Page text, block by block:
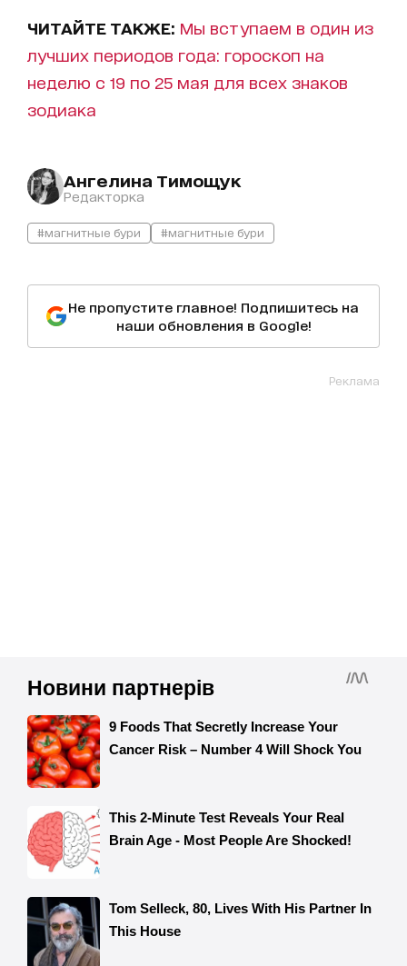
ЧИТАЙТЕ ТАКЖЕ: Мы вступаем в один из
лучших периодов года: гороскоп на
неделю с 19 по 25 мая для всех знаков
зодиака
Ангелина Тимощук
Редакторка
#магнитные бури #магнитные бури
Не пропустите главное! Подпишитесь на
наши обновления в Google!
Реклама